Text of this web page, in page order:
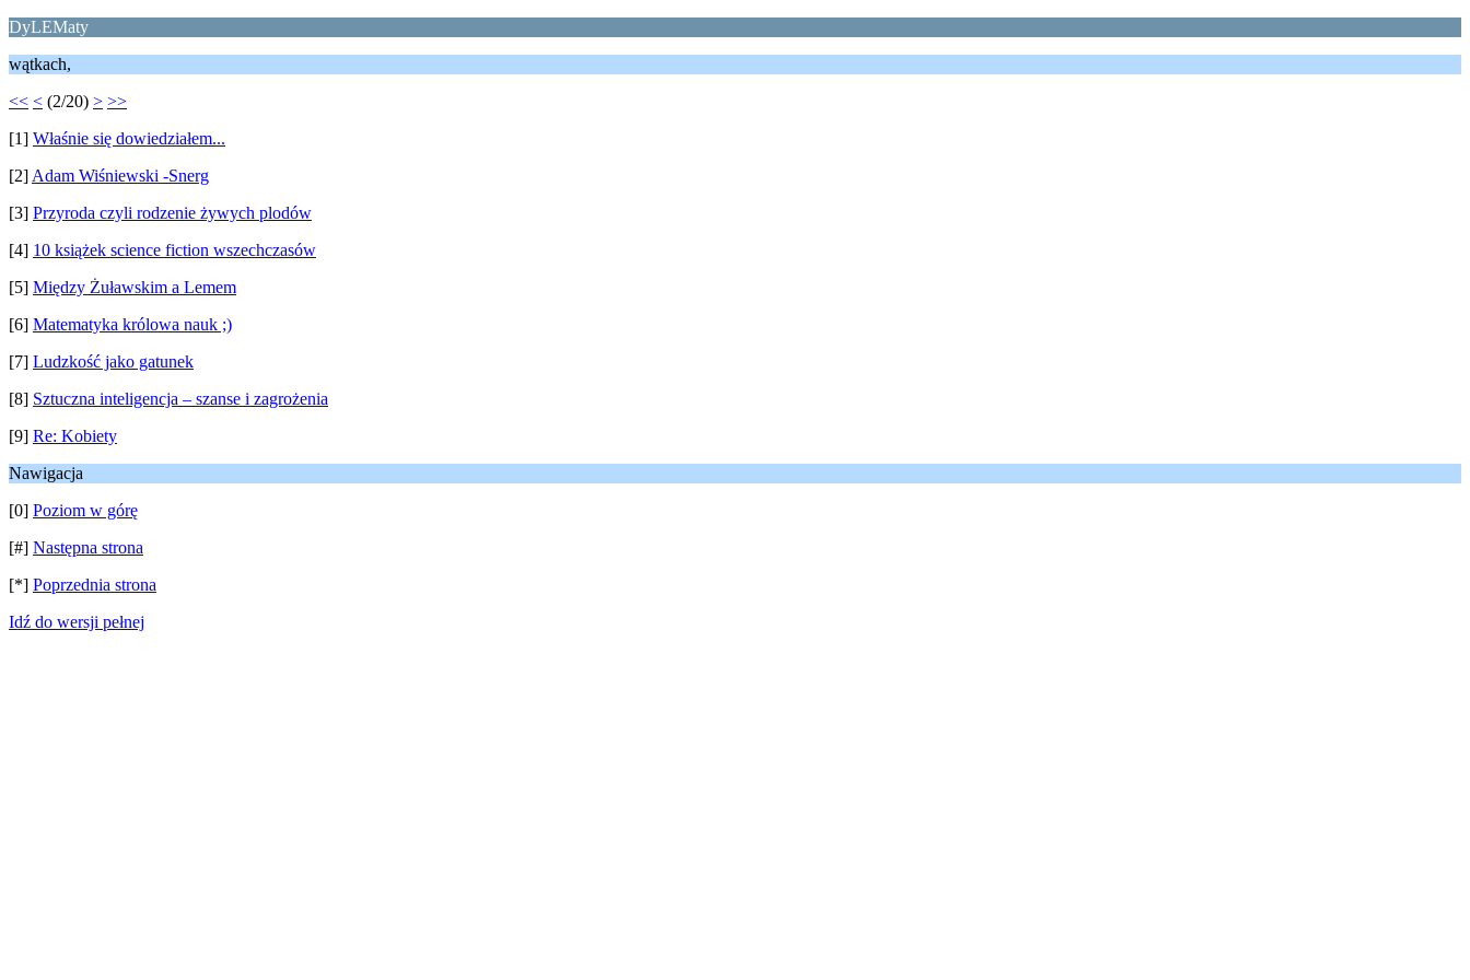
DyLEMaty
wątkach,
<< < (2/20) > >>
[1] Właśnie się dowiedziałem...
[2] Adam Wiśniewski -Snerg
[3] Przyroda czyli rodzenie żywych plodów
[4] 10 książek science fiction wszechczasów
[5] Między Żuławskim a Lemem
[6] Matematyka królowa nauk ;)
[7] Ludzkość jako gatunek
[8] Sztuczna inteligencja – szanse i zagrożenia
[9] Re: Kobiety
Nawigacja
[0] Poziom w górę
[#] Następna strona
[*] Poprzednia strona
Idź do wersji pełnej